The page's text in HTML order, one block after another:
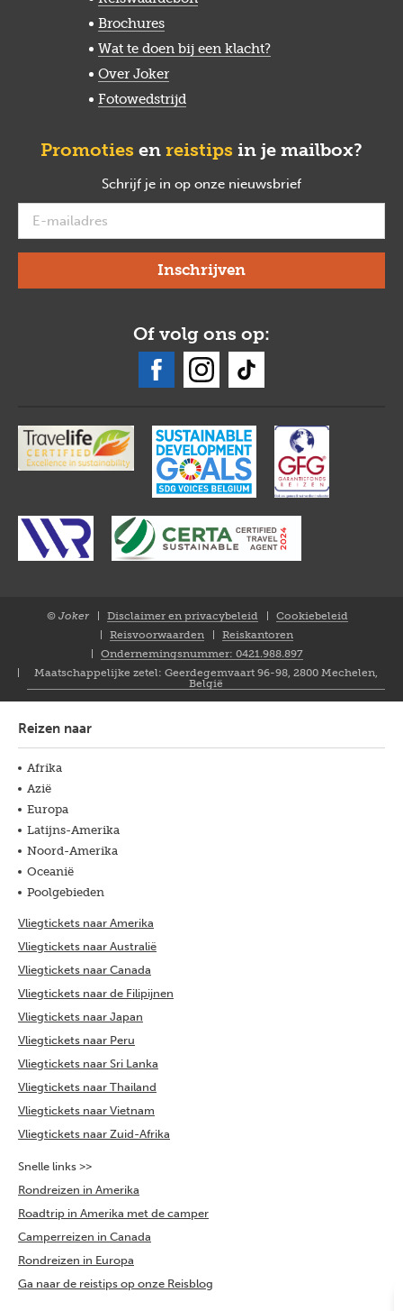
Brochures
Wat te doen bij een klacht?
Over Joker
Fotowedstrijd
Promoties en reistips in je mailbox?
Schrijf je in op onze nieuwsbrief
Of volg ons op:
© Joker
Disclaimer en privacybeleid
Cookiebeleid
Reisvoorwaarden
Reiskantoren
Ondernemingsnummer: 0421.988.897
Maatschappelijke zetel: Geerdegemvaart 96-98, 2800 Mechelen,
België
Reizen naar
Afrika
Azië
Europa
Latijns-Amerika
Noord-Amerika
Oceanië
Poolgebieden
Vliegtickets naar Amerika
Vliegtickets naar Australië
Vliegtickets naar Canada
Vliegtickets naar de Filipijnen
Vliegtickets naar Japan
Vliegtickets naar Peru
Vliegtickets naar Sri Lanka
Vliegtickets naar Thailand
Vliegtickets naar Vietnam
Vliegtickets naar Zuid-Afrika
Snelle links >>
Rondreizen in Amerika
Roadtrip in Amerika met de camper
Camperreizen in Canada
Rondreizen in Europa
Ga naar de reistips op onze Reisblog